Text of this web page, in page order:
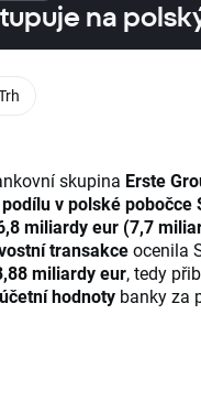
na
skupina Erste
podílu v polské pobočce
miliardy eur (7,7
transakceocenila
miliardy eur, tedy
hodnoty banky za